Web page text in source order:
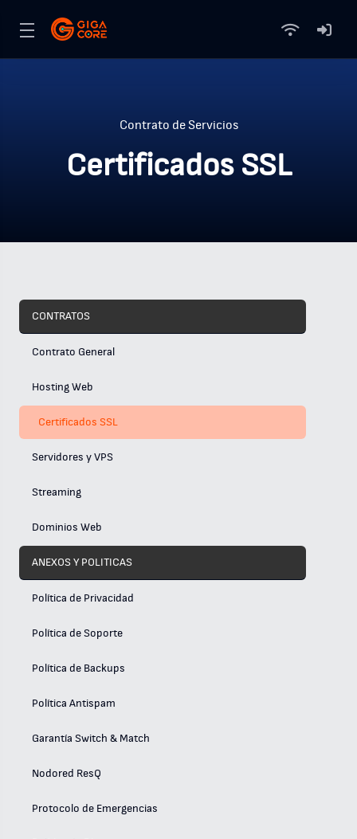
Contrato de Servicios
Certificados SSL
CONTRATOS
Contrato General
Hosting Web
Certificados SSL
Servidores y VPS
Streaming
Dominios Web
ANEXOS Y POLITICAS
Política de Privacidad
Política de Soporte
Política de Backups
Política Antispam
Garantía Switch & Match
Nodored ResQ
Protocolo de Emergencias